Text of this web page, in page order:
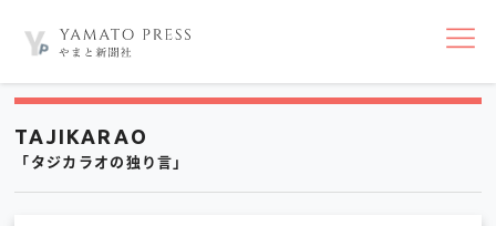
nav
TAJIKARAO
「タジカラオの独り言」